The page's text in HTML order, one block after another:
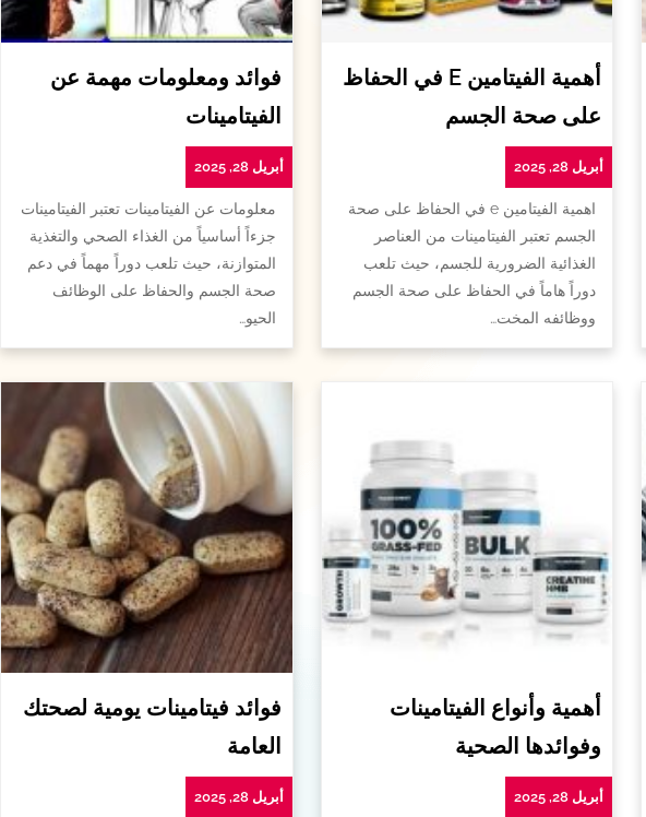
أهمية الفيتامين E في الحفاظ
على صحة الجسم
أبريل 28, 2025
اهمية الفيتامين e في الحفاظ على صحة
الجسم تعتبر الفيتامينات من العناصر
الغذائية الضرورية للجسم، حيث تلعب
دوراً هاماً في الحفاظ على صحة الجسم
ووظائفه المخت…
فوائد ومعلومات مهمة عن
الفيتامينات
أبريل 28, 2025
معلومات عن الفيتامينات تعتبر الفيتامينات
جزءاً أساسياً من الغذاء الصحي والتغذية
المتوازنة، حيث تلعب دوراً مهماً في دعم
صحة الجسم والحفاظ على الوظائف
الحيو…
أهمية وأنواع الفيتامينات
وفوائدها الصحية
أبريل 28, 2025
فوائد فيتامينات يومية لصحتك
العامة
أبريل 28, 2025